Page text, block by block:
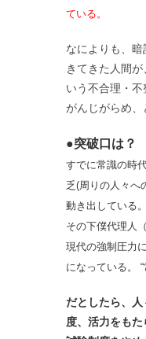
ている。
なによりも、
きてきた人間
いう不合理・不
がんじがらめ、
●突破口は？
すでに常識の時
乏(周りの人々へ
動き出している
その下僕代理人
現代の強制圧力
になっている。
だとしたら、
度、活力をもた